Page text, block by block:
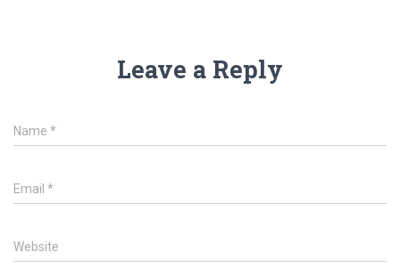
Leave a Reply
Name *
Email *
Website